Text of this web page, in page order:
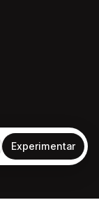
Experimentar